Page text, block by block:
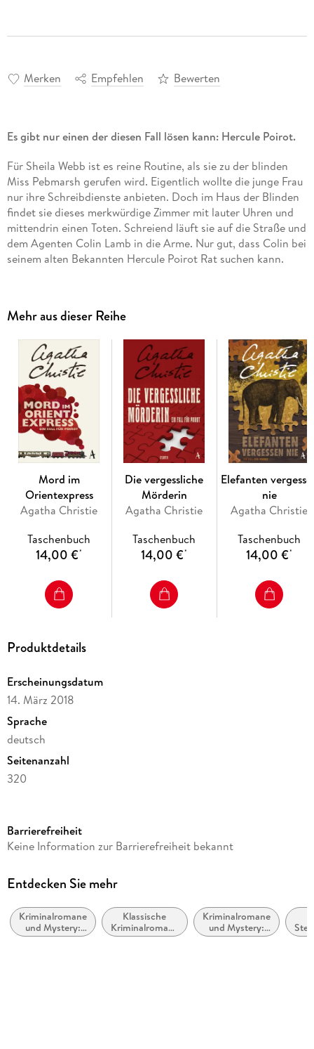
Merken Empfehlen Bewerten
Es gibt nur einen der diesen Fall lösen kann: Hercule Poirot.
Für Sheila Webb ist es reine Routine, als sie zu der blinden
Miss Pebmarsh gerufen wird. Eigentlich wollte die junge Frau
nur ihre Schreibdienste anbieten. Doch im Haus der Blinden
findet sie dieses merkwürdige Zimmer mit lauter Uhren und
mittendrin einen Toten. Schreiend läuft sie auf die Straße und
dem Agenten Colin Lamb in die Arme. Nur gut, dass Colin bei
seinem alten Bekannten Hercule Poirot Rat suchen kann.
Mehr aus dieser Reihe
Mord im
Orientexpress
Agatha Christie
Taschenbuch
14,00 €*
Die vergessliche
Mörderin
Agatha Christie
Taschenbuch
14,00 €*
Elefanten
nie
Agatha Christie
Taschenbuch
14,00 €*
Produktdetails
Erscheinungsdatum
14. März 2018
Sprache
deutsch
Seitenanzahl
320
Autor/Autorin
Übersetzung
Verlag/Hersteller
Atlantik Verlag
Barrierefreiheit
Keine Information zur Barrierefreiheit bekannt
Entdecken Sie mehr
Kriminalromane
und Mystery:
Cosy Mystery
Klassische
Kriminalromane
und Mystery
Kriminalromane
und Mystery:
Polizeiarbeit &